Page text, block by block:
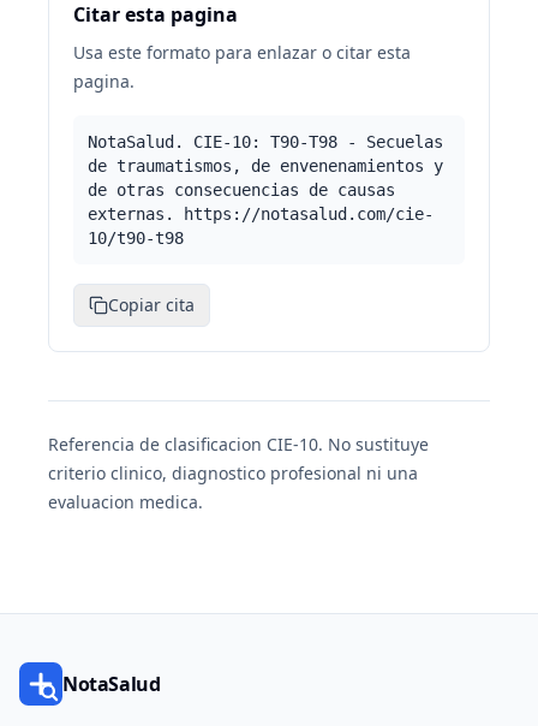
Citar esta pagina
Usa este formato para enlazar o citar esta
pagina.
NotaSalud. CIE-10: T90-T98 - Secuelas
de traumatismos, de envenenamientos y
de otras consecuencias de causas
externas. https://notasalud.com/cie-
10/t90-t98
Copiar cita
Referencia de clasificacion CIE-10. No sustituye
criterio clinico, diagnostico profesional ni una
evaluacion medica.
NotaSalud